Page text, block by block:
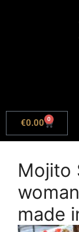
€0.00 0
Mojito
made